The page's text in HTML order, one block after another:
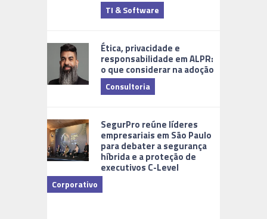
TI & Software
Ética, privacidade e
responsabilidade em ALPR:
o que considerar na adoção
Consultoria
SegurPro reúne líderes
empresariais em São Paulo
para debater a segurança
híbrida e a proteção de
executivos C-Level
Corporativo